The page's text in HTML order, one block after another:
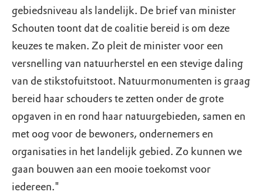
gebiedsniveau als landelijk. De brief van minister
Schouten toont dat de coalitie bereid is om deze
keuzes te maken. Zo pleit de minister voor een
versnelling van natuurherstel en een stevige daling
van de stikstofuitstoot. Natuurmonumenten is graag
bereid haar schouders te zetten onder de grote
opgaven in en rond haar natuurgebieden, samen en
met oog voor de bewoners, ondernemers en
organisaties in het landelijk gebied. Zo kunnen we
gaan bouwen aan een mooie toekomst voor
iedereen."